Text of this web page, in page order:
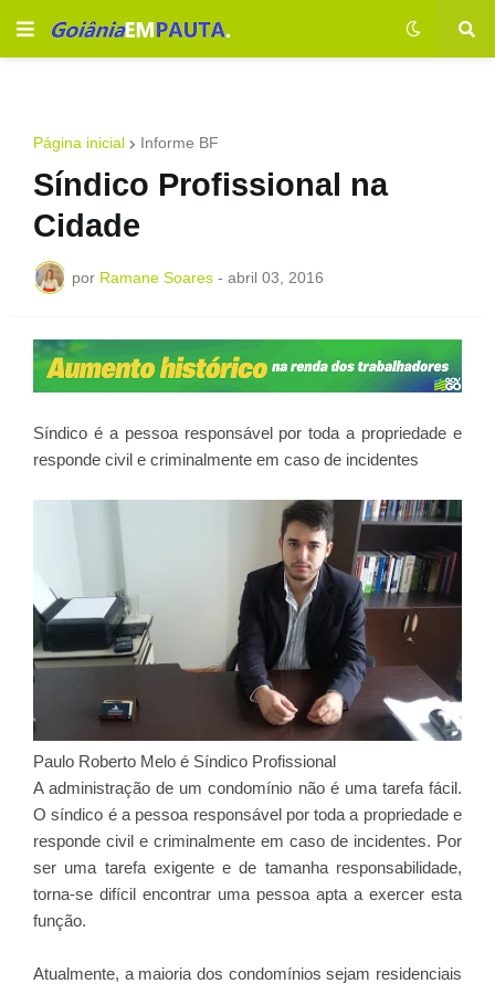
Página inicial Informe BF
Síndico Profissional na
Cidade
por Ramane Soares - abril 03, 2016
Síndico é a pessoa responsável por toda a propriedade e
responde civil e criminalmente em caso de incidentes
Paulo Roberto Melo é Síndico Profissional
A administração de um condomínio não é uma tarefa fácil.
O síndico é a pessoa responsável por toda a propriedade e
responde civil e criminalmente em caso de incidentes. Por
ser uma tarefa exigente e de tamanha responsabilidade,
torna-se difícil encontrar uma pessoa apta a exercer esta
função.
Atualmente, a maioria dos condomínios sejam residenciais